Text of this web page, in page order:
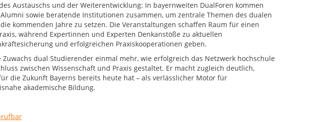
Austauschs und der Weiterentwicklung: In bayernweiten DualForen kommen
sowie beratende Institutionen zusammen, um zentrale Themen des dualen
kommenden Jahre zu setzen. Die Veranstaltungen schaffen Raum für einen
während Expertinnen und Experten Denkanstöße zu aktuellen
und erfolgreichen Praxiskooperationen geben.
dual Studierender einmal mehr, wie erfolgreich das Netzwerk hochschule
zwischen Wissenschaft und Praxis gestaltet. Er macht zugleich deutlich,
die Zukunft Bayerns bereits heute hat – als verlässlicher Motor für
akademische Bildung.